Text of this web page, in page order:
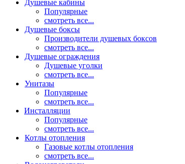
Душевые кабины
Популярные
смотреть все...
Душевые боксы
Производители душевых боксов
смотреть все...
Душевые ограждения
Душевые уголки
смотреть все...
Унитазы
Популярные
смотреть все...
Инсталляции
Популярные
смотреть все...
Котлы отопления
Газовые котлы отопления
смотреть все...